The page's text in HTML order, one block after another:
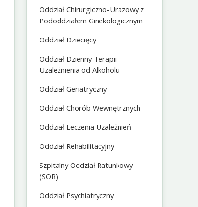
Oddział Chirurgiczno-Urazowy z
Pododdziałem Ginekologicznym
Oddział Dziecięcy
Oddział Dzienny Terapii
Uzależnienia od Alkoholu
Oddział Geriatryczny
Oddział Chorób Wewnętrznych
Oddział Leczenia Uzależnień
Oddział Rehabilitacyjny
Szpitalny Oddział Ratunkowy
(SOR)
Oddział Psychiatryczny